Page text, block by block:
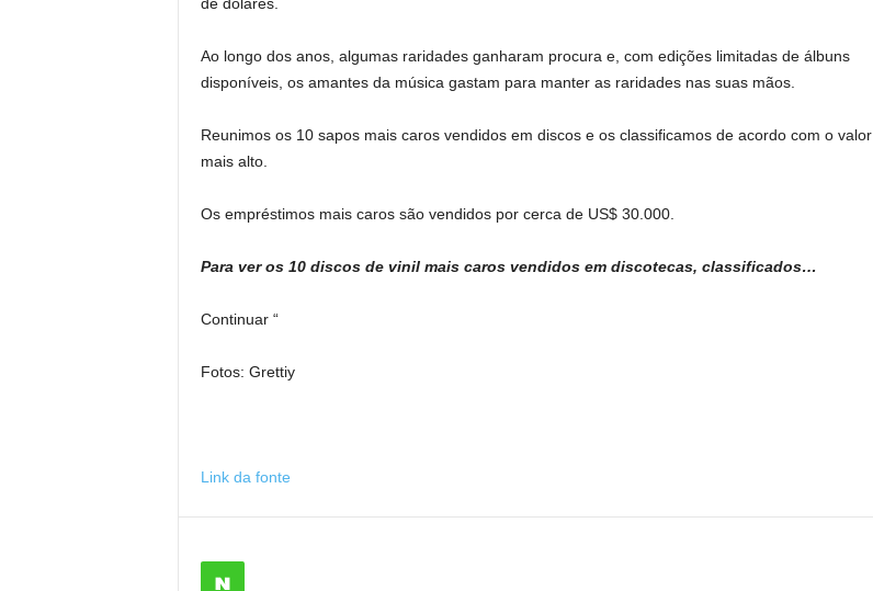
Ao longo dos anos, algumas raridades ganharam procura e, com edições limitadas de álbuns
disponíveis, os amantes da música gastam para manter as raridades nas suas mãos.
Reunimos os 10 sapos mais caros vendidos em discos e os classificamos de acordo com o valor
mais alto.
Os empréstimos mais caros são vendidos por cerca de US$ 30.000.
Para ver os 10 discos de vinil mais caros vendidos em discotecas, classificados…
Continuar “
Fotos: Grettiy
Link da fonte